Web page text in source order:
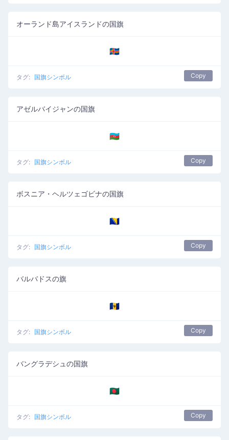
オーランド島アイスランドの国旗
🇦🇽
タグ: 国旗シンボル Copy
アゼルバイジャンの国旗
🇦🇿
タグ: 国旗シンボル Copy
ボスニア・ヘルツェゴビナの国旗
🇧🇦
タグ: 国旗シンボル Copy
バルバドスの旗
🇧🇧
タグ: 国旗シンボル Copy
バングラデシュの国旗
🇧🇩
タグ: 国旗シンボル Copy